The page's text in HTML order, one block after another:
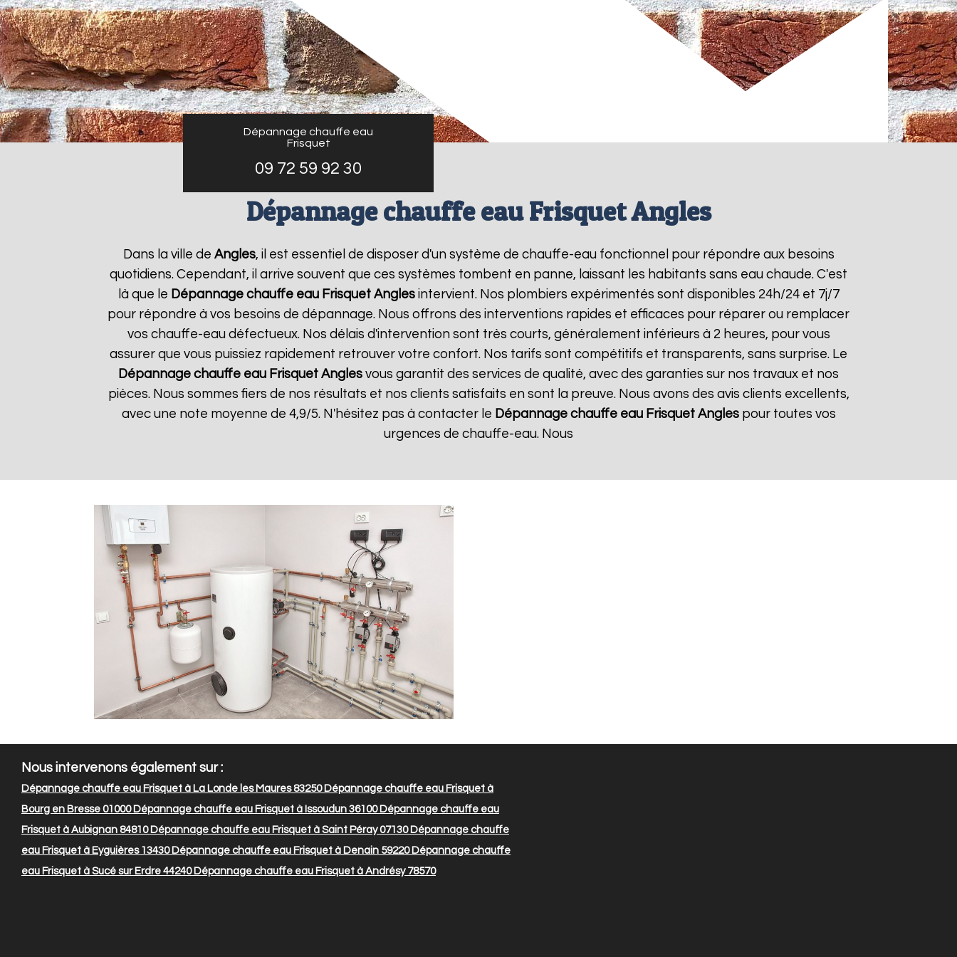
Dépannage chauffe eau
Frisquet
09 72 59 92 30
Dépannage chauffe eau Frisquet Angles
Dans la ville de Angles, il est essentiel de disposer d'un système de chauffe-eau fonctionnel pour répondre aux besoins
quotidiens. Cependant, il arrive souvent que ces systèmes tombent en panne, laissant les habitants sans eau chaude. C'est
là que le Dépannage chauffe eau Frisquet Anglesintervient. Nos plombiers expérimentés sont disponibles 24h/24 et 7j/7
pour répondre à vos besoins de dépannage. Nous offrons des interventions rapides et efficaces pour réparer ou remplacer
vos chauffe-eau défectueux. Nos délais d'intervention sont très courts, généralement inférieurs à 2 heures, pour vous
assurer que vous puissiez rapidement retrouver votre confort. Nos tarifs sont compétitifs et transparents, sans surprise. Le
Dépannage chauffe eau Frisquet Angles vous garantit des services de qualité, avec des garanties sur nos travaux et nos
pièces. Nous sommes fiers de nos résultats et nos clients satisfaits en sont la preuve. Nous avons des avis clients excellents,
avec une note moyenne de 4,9/5. N'hésitez pas à contacter le Dépannage chauffe eau Frisquet Anglespour toutes vos
urgences de chauffe-eau. Nous
Nous intervenons également sur :
Dépannage chauffe eau Frisquet à La Londe les Maures 83250Dépannage chauffe eau Frisquet à
Bourg en Bresse 01000Dépannage chauffe eau Frisquet à Issoudun 36100Dépannage chauffe eau
Frisquet à Aubignan 84810Dépannage chauffe eau Frisquet à Saint Péray 07130Dépannage chauffe
eau Frisquet à Eyguières 13430Dépannage chauffe eau Frisquet à Denain 59220Dépannage chauffe
eau Frisquet à Sucé sur Erdre 44240Dépannage chauffe eau Frisquet à Andrésy 78570